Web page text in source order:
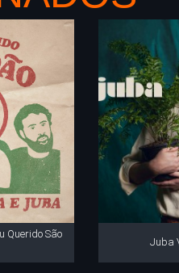
Querido São
Juba